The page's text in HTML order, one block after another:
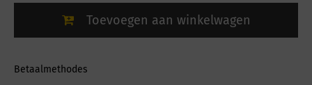
Suede
772
Toevoegen aan winkelwagen
Betaalmethodes